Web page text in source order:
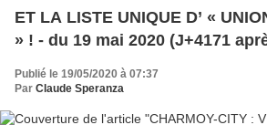
ET LA LISTE UNIQUE D’ «
» ! - du 19 mai 2020 (J+4171
fondateur)
Publié le 19/05/2020 à 07:37
Par Claude Speranza